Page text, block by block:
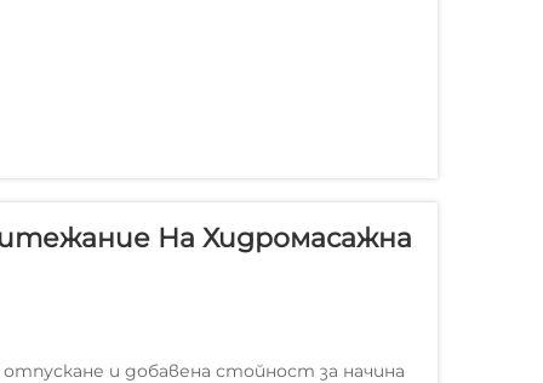
На Хидромасажна
и добавена стойност за начина